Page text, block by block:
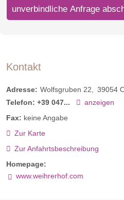
unverbindliche Anfrage
Kontakt
Adresse: Wolfsgruben 22 39054
Telefon: +39 047...
anzeigen
Fax: keine Angabe
Zur Karte
Zur Anfahrtsbeschreibung
Homepage:
www.weihrerhof.com